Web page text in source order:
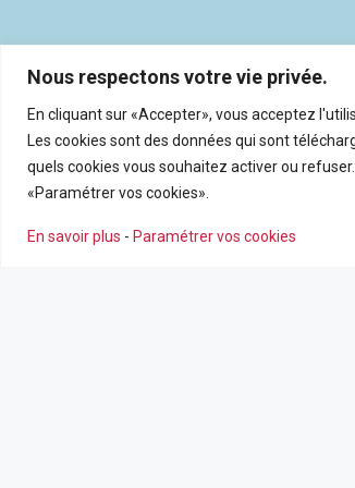
Nous respectons votre vie privée.
En cliquant sur «Accepter», vous acceptez
Les cookies sont des données qui sont
quels cookies vous souhaitez activer ou
«Paramétrer vos cookies».
En savoir plus - Paramétrer vos cookies